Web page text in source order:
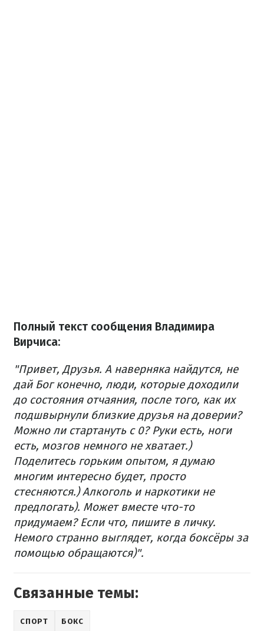
Полный текст сообщения Владимира
Вирчиса:
"Привет, Друзья. А наверняка найдутся, не
дай Бог конечно, люди, которые доходили
до состояния отчаяния, после того, как их
подшвырнули близкие друзья на доверии?
Можно ли стартануть с 0? Руки есть, ноги
есть, мозгов немного не хватает.)
Поделитесь горьким опытом, я думаю
многим интересно будет, просто
стесняются.) Алкоголь и наркотики не
предлогать). Может вместе что-то
придумаем? Если что, пишите в личку.
Немого странно выглядет, когда боксёры за
помощью обращаются)".
Связанные темы:
СПОРТ БОКС